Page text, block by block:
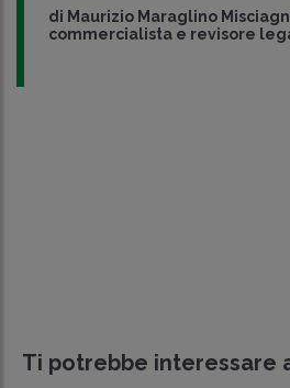
di Maurizio Maraglino
commercialista e revisore
Ti potrebbe interessare